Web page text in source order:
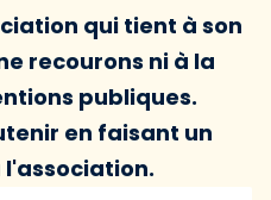
qui tient à son
recourons ni à la
publiques.
en faisant un